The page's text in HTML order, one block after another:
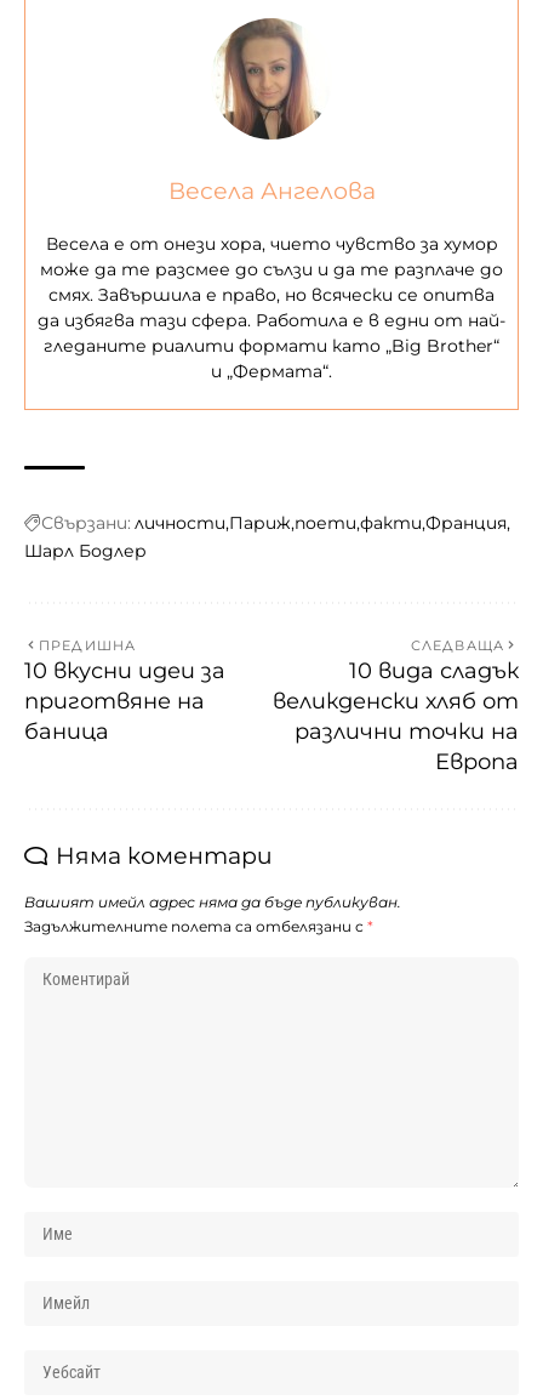
Весела Ангелова
Весела е от онези хора, чието чувство за хумор
може да те разсмее до сълзи и да те разплаче до
смях. Завършила е право, но всячески се опитва
да избягва тази сфера. Работила е в едни от най-
гледаните риалити формати като „Big Brother“
и „Фермата“.
Свързани: личности Париж поети факти Франция
Шарл Бодлер
ПРЕДИШНА
10 вкусни идеи за
приготвяне на
баница
СЛЕДВАЩА
10 вида сладък
великденски хляб от
различни точки на
Европа
Няма коментари
Вашият имейл адрес няма да бъде публикуван.
Задължителните полета са отбелязани с *